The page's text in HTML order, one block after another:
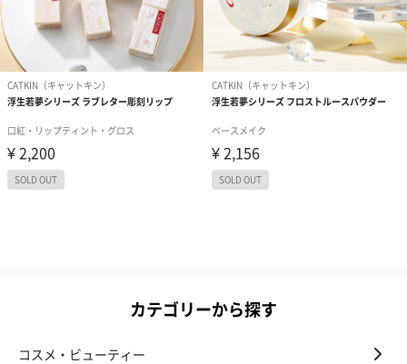
カテゴリーから探す
コスメ・ビューティー